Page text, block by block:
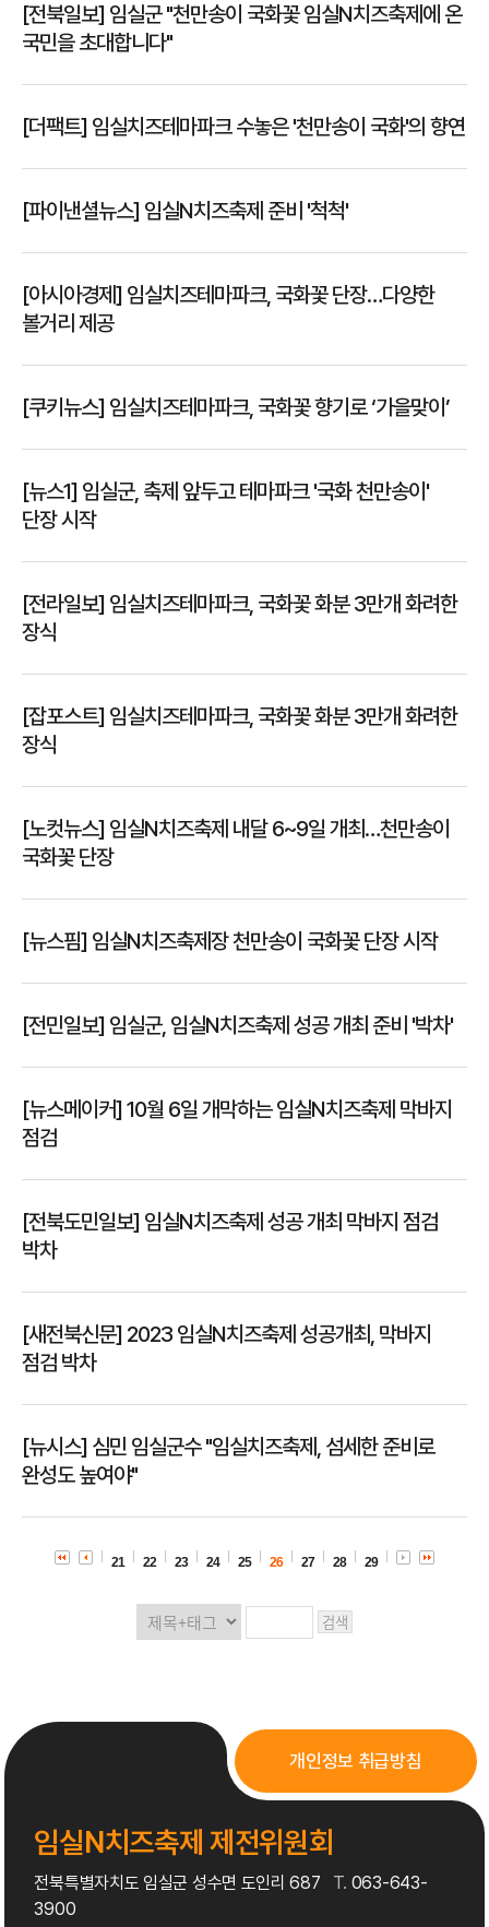
[전북일보] 임실군 "천만송이 국화꽃 임실N치즈축제에 온
국민을 초대합니다"
[더팩트] 임실치즈테마파크 수놓은 '천만송이 국화'의 향연
[파이낸셜뉴스] 임실N치즈축제 준비 '척척'
[아시아경제] 임실치즈테마파크, 국화꽃 단장…다양한
볼거리 제공
[쿠키뉴스] 임실치즈테마파크, 국화꽃 향기로 ‘가을맞이’
[뉴스1] 임실군, 축제 앞두고 테마파크 '국화 천만송이'
단장 시작
[전라일보] 임실치즈테마파크, 국화꽃 화분 3만개 화려한
장식
[잡포스트] 임실치즈테마파크, 국화꽃 화분 3만개 화려한
장식
[노컷뉴스] 임실N치즈축제 내달 6~9일 개최…천만송이
국화꽃 단장
[뉴스핌] 임실N치즈축제장 천만송이 국화꽃 단장 시작
[전민일보] 임실군, 임실N치즈축제 성공 개최 준비 '박차'
[뉴스메이커] 10월 6일 개막하는 임실N치즈축제 막바지
점검
[전북도민일보] 임실N치즈축제 성공 개최 막바지 점검
박차
[새전북신문] 2023 임실N치즈축제 성공개최, 막바지
점검 박차
[뉴시스] 심민 임실군수 "임실치즈축제, 섬세한 준비로
완성도 높여야"
21 22 23 24 25 26 27 28 29
임실N치즈축제 제전위원회
전북특별자치도 임실군 성수면 도인리 687 T. 063-643-
3900
개인정보 취급방침